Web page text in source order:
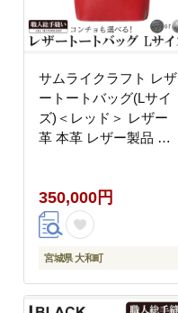
サムライクラフト レザ
ートートバッグ(Lサイ
ズ)＜レッド＞ レザー
革 本革 レザー製品 革
い ハンドメイド ファッ
ション 小物 Samurai
Craft【株式会社Stand
Field】ta282-red
350,000円
宮城県 大和町